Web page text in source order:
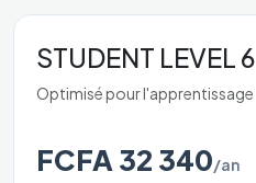
STUDENT LEVEL 6
Optimisé pour l'apprentissage
FCFA 32 340/an